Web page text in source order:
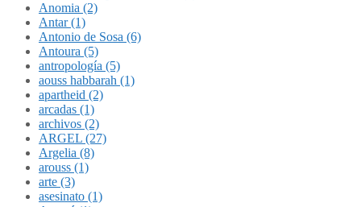
Anomia (2)
Antar (1)
Antonio de Sosa (6)
Antoura (5)
antropología (5)
aouss habbarah (1)
apartheid (2)
arcadas (1)
archivos (2)
ARGEL (27)
Argelia (8)
arouss (1)
arte (3)
asesinato (1)